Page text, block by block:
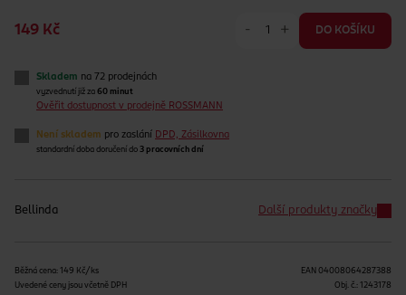
149 Kč - + DO KOŠÍKU
Skladem na 72 prodejnách
vyzvednutí již za 60 minut
Ověřit dostupnost v prodejně ROSSMANN
Není skladem pro zaslání DPD, Zásilkovna
standardní doba doručení do 3 pracovních dní
Bellinda Další produkty značky
Běžná cena: 149 Kč/ks
Uvedené ceny jsou včetně DPH
EAN 04008064287388
Obj. č.: 1243178